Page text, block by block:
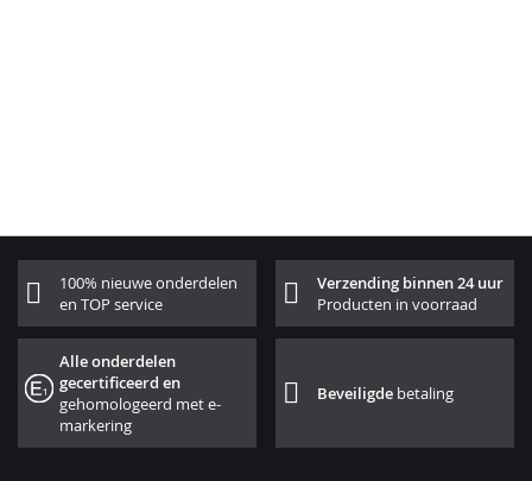
100% nieuwe onderdelen
en TOP service
Verzending binnen 24 uur
Producten in voorraad
Alle onderdelen
gecertificeerd en
gehomologeerd met e-
markering
Beveiligde betaling